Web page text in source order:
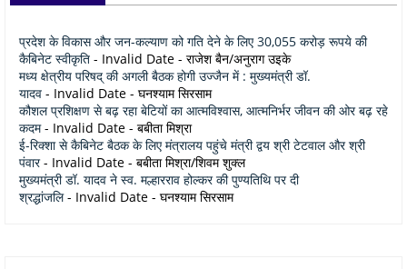
प्रदेश के विकास और जन-कल्याण को गति देने के लिए 30,055 करोड़ रूपये की
कैबिनेट स्वीकृति - Invalid Date - राजेश बैन/अनुराग उइके
मध्य क्षेत्रीय परिषद् की अगली बैठक होगी उज्जैन में : मुख्यमंत्री डॉ.
यादव - Invalid Date - घनश्याम सिरसाम
कौशल प्रशिक्षण से बढ़ रहा बेटियों का आत्मविश्वास, आत्मनिर्भर जीवन की ओर बढ़ रहे
कदम- Invalid Date - बबीता मिश्रा
ई-रिक्शा से कैबिनेट बैठक के लिए मंत्रालय पहुंचे मंत्री द्वय श्री टेटवाल और श्री
पंवार- Invalid Date - बबीता मिश्रा/शिवम शुक्ल
मुख्यमंत्री डॉ. यादव ने स्व. मल्हारराव होल्कर की पुण्यतिथि पर दी
श्रद्धांजलि- Invalid Date - घनश्याम सिरसाम